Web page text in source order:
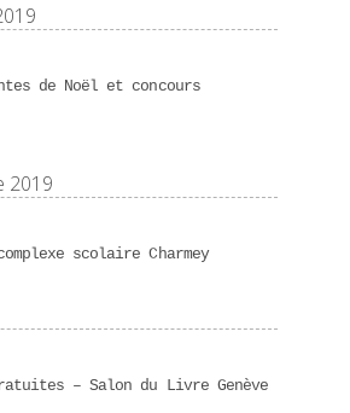
de Noël et concours
2019
scolaire Charmey
– Salon du Livre Genève